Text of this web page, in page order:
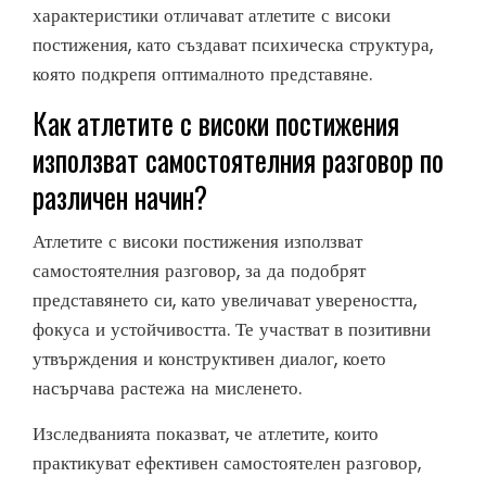
характеристики отличават атлетите с високи
постижения, като създават психическа структура,
която подкрепя оптималното представяне.
Как атлетите с високи постижения
използват самостоятелния разговор по
различен начин?
Атлетите с високи постижения използват
самостоятелния разговор, за да подобрят
представянето си, като увеличават увереността,
фокуса и устойчивостта. Те участват в позитивни
утвърждения и конструктивен диалог, което
насърчава растежа на мисленето.
Изследванията показват, че атлетите, които
практикуват ефективен самостоятелен разговор,